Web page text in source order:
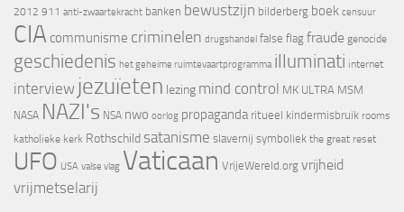
2012 911 anti-zwaartekracht banken bewustzijn bilderberg boek censuur
CIA communisme criminelen drugshandel false flag fraude genocide
geschiedenis het geheime ruimtevaartprogramma illuminati internet
interview jezuïeten lezing mind control MK ULTRA MSM
NASA NAZI's NSA nwo oorlog propaganda ritueel kindermisbruik rooms
katholieke kerk Rothschild satanisme slavernij symboliek the great reset
UFO USA valse vlag Vaticaan VrijeWereld.org vrijheid
vrijmetselarij